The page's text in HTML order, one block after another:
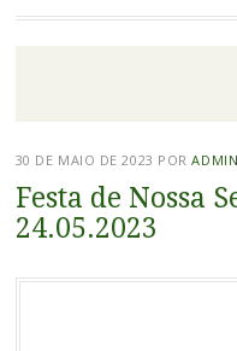
30 DE MAIO DE 2023 PORADMIN
Festa de Nossa
24.05.2023